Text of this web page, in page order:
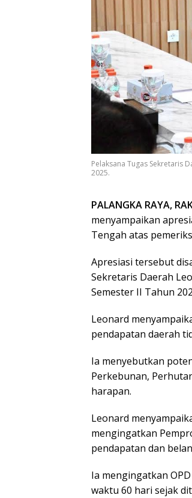
Pelaksana Tugas Sekretaris
2025.
PALANGKA RAYA,
menyampaikan
Tengah atas
Apresiasi tersebut
Sekretaris Daerah
Semester II Tahun
Leonard
pendapatan daerah
Ia menyebutkan
Perkebunan,
harapan.
Leonard
mengingatkan
pendapatan dan
Ia mengingatkan
waktu 60 hari sejak